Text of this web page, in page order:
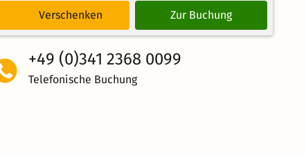
Verschenken Zur Buchung
+49 (0)341 2368 0099
Telefonische Buchung